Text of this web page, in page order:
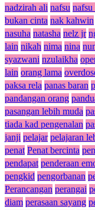
nadzirah ali nafsu nafsu
bukan cinta nak kahwin
nasuha natasha nelz jr
lain nikah nima nina
syazwani nzulaikha
lain orang lama
paksa rela panas baran
pandangan orang
pasangan lebih muda
tiada kad pengenalan
janji pelajar pelajaran
penat Penat bercinta
pendapat penderaan
pengkid pengorbanan
Perancangan perangai
diam perasaan sayang